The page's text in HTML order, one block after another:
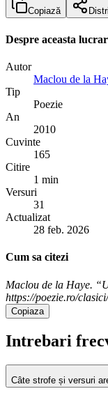
Copiază
Despre aceasta
Autor
Maclou de la
Tip
Poezie
An
2010
Cuvinte
165
Citire
1 min
Versuri
31
Actualizat
28 feb. 2026
Cum sa citezi
Maclou de la Haye.
https://poezie.ro/
Copiaza
Intrebari
Câte strofe și versuri